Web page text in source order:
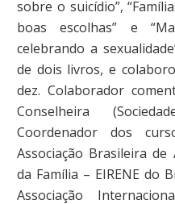
sobre o suicídio”,
boas escolhas” e
celebrando a
de dois livros, e
dez. Colaborador
Conselheira
Coordenador dos
Associação Brasileira
da Família – EIRENE do
Associação